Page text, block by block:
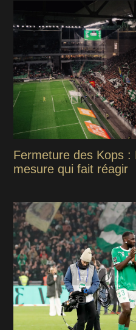
Fermeture des Kops :
mesure qui fait réagir